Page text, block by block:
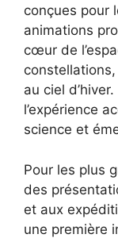
conçues pour
animations
cœur de
au ciel
l’expérience
science et
Pour les plus
des
et aux
une première